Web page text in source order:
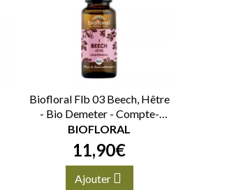
Biofloral Flb 03 Beech, Hêtre
- Bio Demeter - Compte-
gouttes 20ml
BIOFLORAL
11,90€
Ajouter